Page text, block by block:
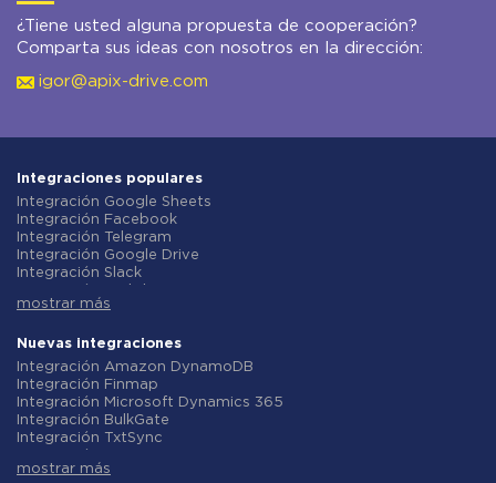
¿Tiene usted alguna propuesta de cooperación?
Comparta sus ideas con nosotros en la dirección:
igor@apix-drive.com
Integraciones populares
Integración Google Sheets
Integración Facebook
Integración Telegram
Integración Google Drive
Integración Slack
Integración Gmail
Integración ClickUp
Integración Airtable
Integración Google Contacts
Integración OpenAI (ChatGPT)
Integración Instagram
Integración ActiveCampaign
Integración Typeform
Integración Salesforce CRM
mostrar más
Nuevas integraciones
Integración Amazon DynamoDB
Integración Finmap
Integración Microsoft Dynamics 365
Integración BulkGate
Integración TxtSync
Integración Corezoid
mostrar más